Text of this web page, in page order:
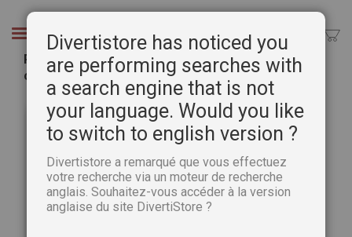
Chercher
Passion Cartes Créatives 82 - Techniques
créatives, C'est la saison, Beaux jours
galerie
d’images
Divertistore has noticed you
are performing searches with
a search engine that is not
your language. Would you like
to switch to english version ?
Divertistore a remarqué que vous effectuez
votre recherche via un moteur de recherche
anglais. Souhaitez-vous accéder à la version
anglaise du site DivertiStore ?